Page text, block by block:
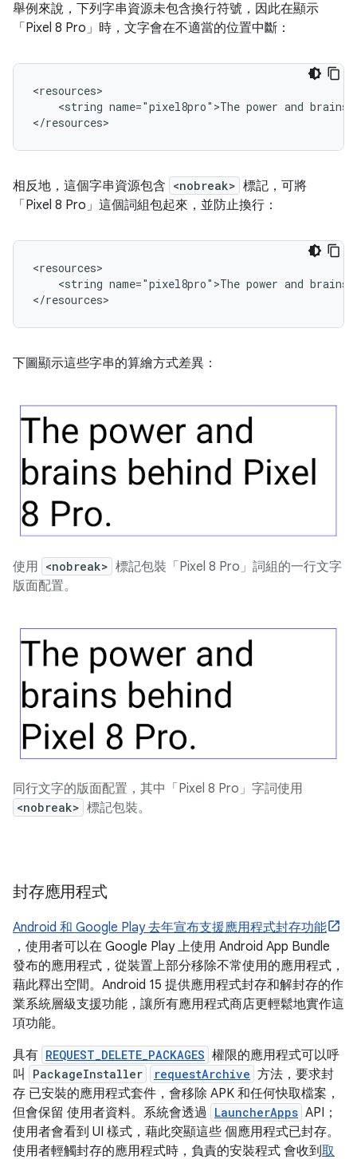
舉例來說，下列字串資源未包含換行符號，因此在顯示
「Pixel 8 Pro」時，文字會在不適當的位置中斷：
<string name="pixel8pro">The power and brains
相反地，這個字串資源包含 <nobreak> 標記，可將
「Pixel 8 Pro」這個詞組包起來，並防止換行：
<string name="pixel8pro">The power and brains
下圖顯示這些字串的算繪方式差異：
使用 <nobreak> 標記包裝「Pixel 8 Pro」詞組的一行文字
版面配置。
同行文字的版面配置，其中「Pixel 8 Pro」字詞使用
<nobreak> 標記包裝。
封存應用程式
Android 和 Google Play 去年宣布支援應用程式封存功能
，使用者可以在 Google Play 上使用 Android App Bundle
發布的應用程式，從裝置上部分移除不常使用的應用程式，
藉此釋出空間。Android 15 提供應用程式封存和解封存的作
業系統層級支援功能，讓所有應用程式商店更輕鬆地實作這
項功能。
具有 REQUEST_DELETE_PACKAGES 權限的應用程式可以呼
叫
PackageInstaller requestArchive 方法，要求封
存 已安裝的應用程式套件，會移除 APK 和任何快取檔案，
但會保留 使用者資料。系統會透過
LauncherApps API；
使用者會看到 UI 樣式，藉此突顯這些 個應用程式已封存。
使用者輕觸封存的應用程式時，負責的安裝程式 會收到取